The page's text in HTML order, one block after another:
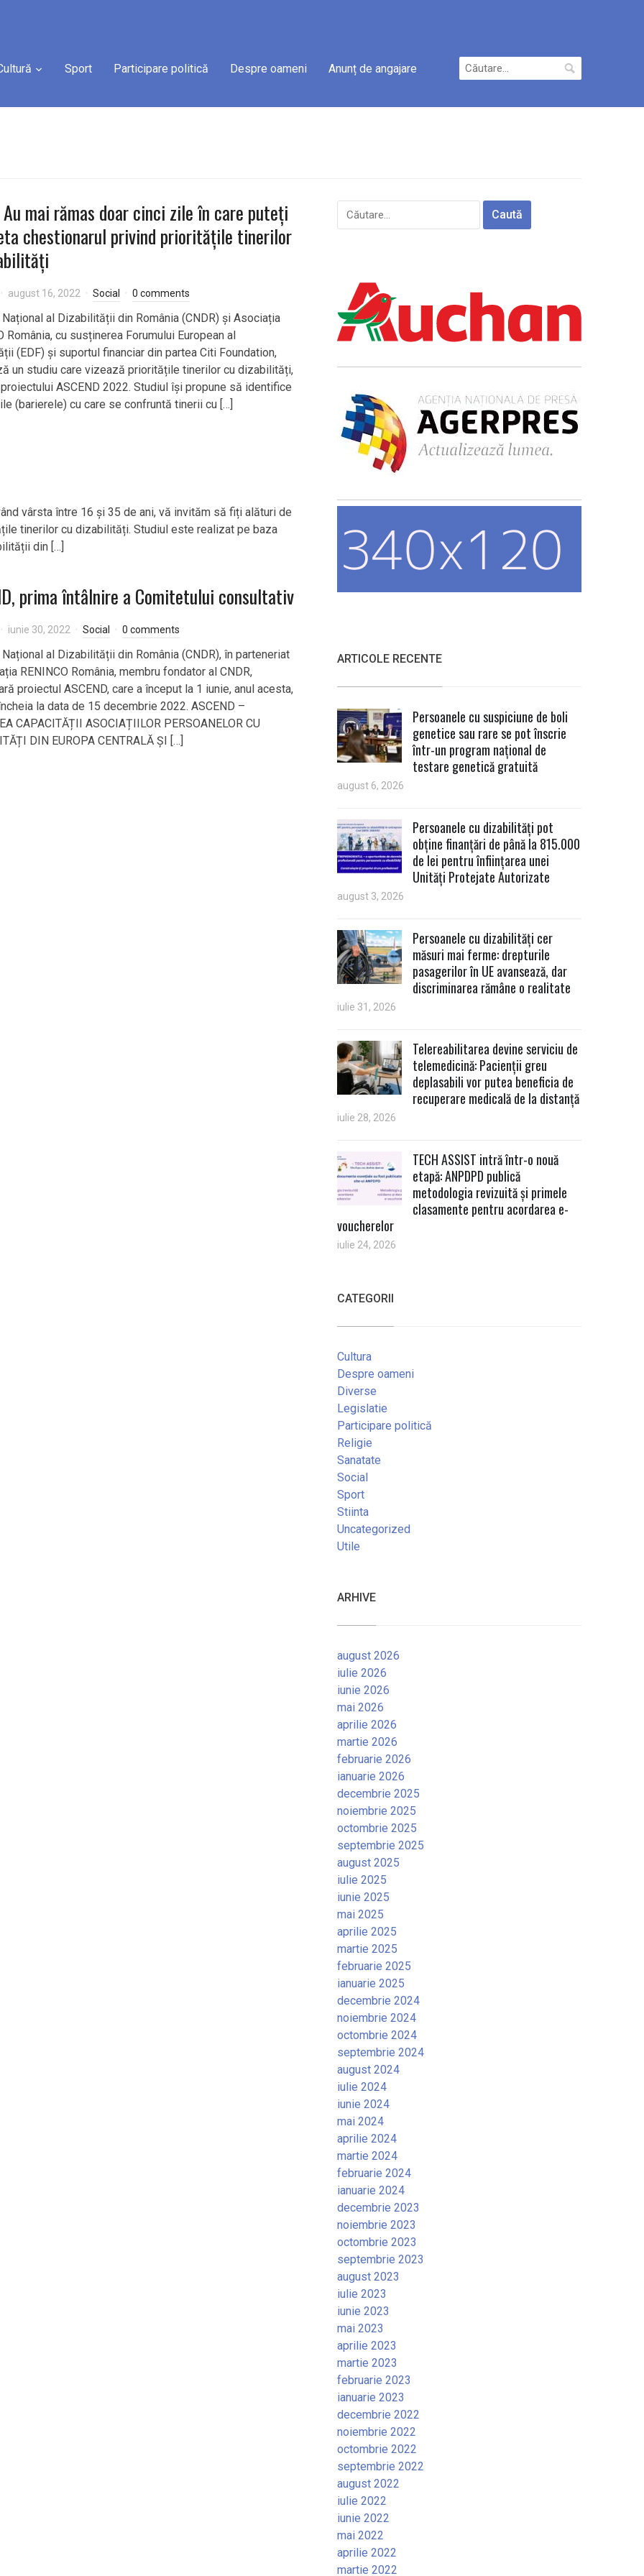
Sport Participare politică Despre oameni Anunț de angajare
Caută
după:
mai rămas doar cinci zile în care puteți
chestionarul privind prioritățile tinerilor
august 16, 2022 Social 0 comments
al Dizabilității din România (CNDR) și Asociația
România, cu susținerea Forumului European al
(EDF) și suportul financiar din partea Citi Foundation,
un studiu care vizează prioritățile tinerilor cu dizabilități,
ASCEND 2022. Studiul își propune să identifice
(barierele) cu care se confruntă tinerii cu […]
vârsta între 16 și 35 de ani, vă invităm să fiți alături de
tinerilor cu dizabilități. Studiul este realizat pe baza
din […]
prima întâlnire a Comitetului consultativ
iunie 30, 2022 Social 0 comments
al Dizabilității din România (CNDR), în parteneriat
RENINCO România, membru fondator al CNDR,
proiectul ASCEND, care a început la 1 iunie, anul acesta,
la data de 15 decembrie 2022. ASCEND –
CAPACITĂȚII ASOCIAȚIILOR PERSOANELOR CU
DIN EUROPA CENTRALĂ ȘI […]
Caută
după:
ARTICOLE RECENTE
Persoanele cu suspiciune de boli
genetice sau rare se pot înscrie
într-un program național de
testare genetică gratuită
august 6, 2026
Persoanele cu dizabilități pot
obține finanțări de până la 815.000
de lei pentru înființarea unei
Unități Protejate Autorizate
august 3, 2026
Persoanele cu dizabilități cer
măsuri mai ferme: drepturile
pasagerilor în UE avansează, dar
discriminarea rămâne o realitate
iulie 31, 2026
Telereabilitarea devine serviciu de
telemedicină: Pacienții greu
deplasabili vor putea beneficia de
recuperare medicală de la distanță
iulie 28, 2026
TECH ASSIST intră într-o nouă
etapă: ANPDPD publică
metodologia revizuită și primele
clasamente pentru acordarea e-
voucherelor
iulie 24, 2026
CATEGORII
Cultura
Despre oameni
Diverse
Legislatie
Participare politică
Religie
Sanatate
Social
Sport
Stiinta
Uncategorized
Utile
ARHIVE
august 2026
iulie 2026
iunie 2026
mai 2026
aprilie 2026
martie 2026
februarie 2026
ianuarie 2026
decembrie 2025
noiembrie 2025
octombrie 2025
septembrie 2025
august 2025
iulie 2025
iunie 2025
mai 2025
aprilie 2025
martie 2025
februarie 2025
ianuarie 2025
decembrie 2024
noiembrie 2024
octombrie 2024
septembrie 2024
august 2024
iulie 2024
iunie 2024
mai 2024
aprilie 2024
martie 2024
februarie 2024
ianuarie 2024
decembrie 2023
noiembrie 2023
octombrie 2023
septembrie 2023
august 2023
iulie 2023
iunie 2023
mai 2023
aprilie 2023
martie 2023
februarie 2023
ianuarie 2023
decembrie 2022
noiembrie 2022
octombrie 2022
septembrie 2022
august 2022
iulie 2022
iunie 2022
mai 2022
aprilie 2022
martie 2022